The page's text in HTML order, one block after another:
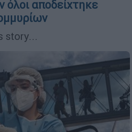
όλοι αποδείχτηκε
story...